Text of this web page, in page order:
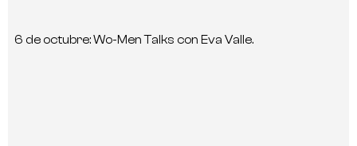
6 de octubre: Wo-Men Talks con Eva Valle.